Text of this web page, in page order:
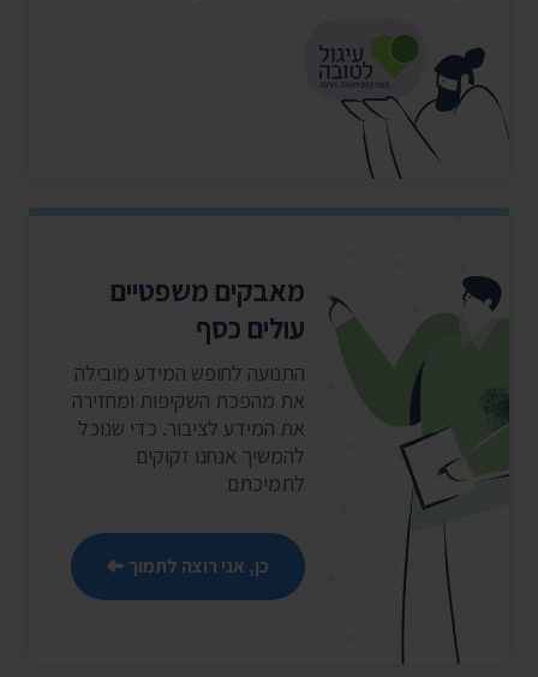
מאבקים משפטיים
עולים כסף
התנועה לחופש המידע מובילה
את מהפכת השקיפות ומחזירה
את המידע לציבור. כדי שנוכל
להמשיך אנחנו זקוקים
לתמיכתם
כן, אני רוצה לתמוך